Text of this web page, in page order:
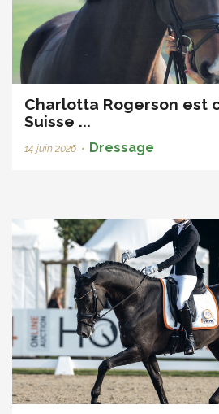
Charlotta Rogerson est
Suisse ...
14 juin 2026 • Dressage